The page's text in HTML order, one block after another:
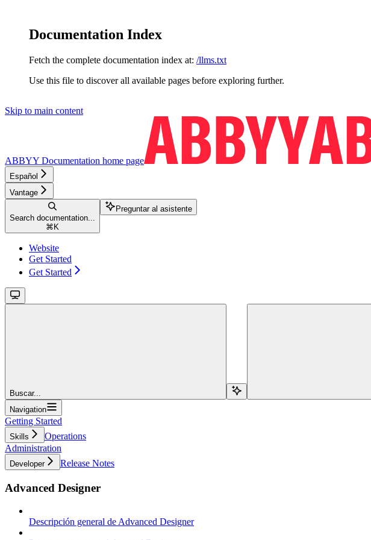
Documentation Index
Fetch the complete documentation index at: /llms.txt
Use this file to discover all available pages before exploring further.
Skip to main content
ABBYY Documentation home page
Español
Vantage
Search documentation...
⌘ K
Preguntar al asistente
Website
Get Started
Get Started
Buscar...
Navigation
Getting Started
Skills
Operations
Administration
Developer Release Notes
Advanced Designer
Descripción general de Advanced Designer